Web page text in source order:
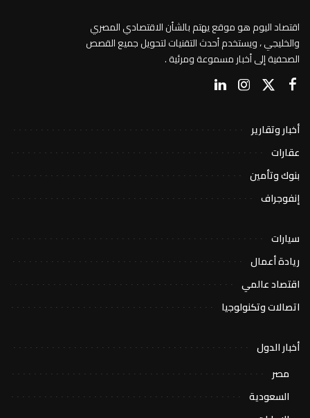
اقتصاد اليوم هو موقع يهتم بالشأن الاقتصادي المصري
والخليجي ، ويستخدم أحدث التقنيات لتحويل جميع القصص
الصحفية إلى أخبار مسموعة ومرئية .
أخبار وتقارير
عقارات
بنوك وتأمين
إنفوجراف
سيارات
ريادة أعمال
اقتصاد عالمي
اتصالات وتكنولوجيا
أخبار الدول
مصر
السعودية